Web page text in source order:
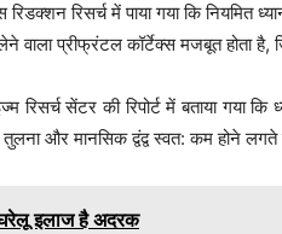
रिसर्च में पाया गया कि नियमित
वाला प्रीफ्रंटल कॉर्टेक्स मजबूत होता
रिसर्च सेंटर की रिपोर्ट में बताया गया
और मानसिक द्वंद्व स्वत: कम होने लगते
घरेलू इलाज है अदरक